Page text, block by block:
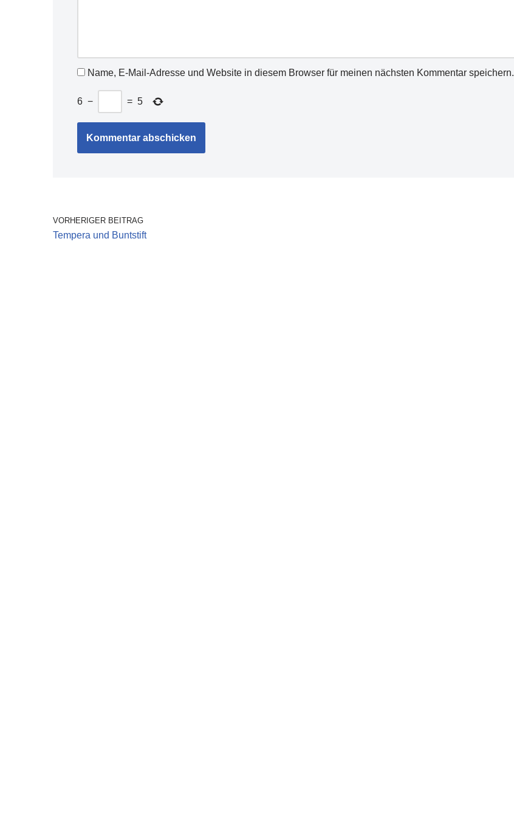
Name, E-Mail-Adresse und Website in diesem Browser für meinen nächsten Kommentar speichern.
6 − = 5
VORHERIGER BEITRAG
Tempera und Buntstift